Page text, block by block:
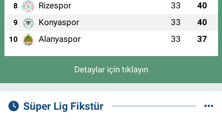
8 Rizespor 33 40
9 Konyaspor 33 40
10 Alanyaspor 33 37
Detaylar için tıklayın
Süper Lig Fikstür